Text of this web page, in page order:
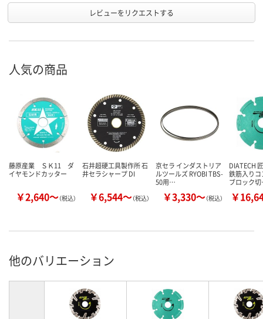
レビューをリクエストする
人気の商品
藤原産業 ＳＫ11 ダ
イヤモンドカッター
￥2,640～（税込）
石井超硬工具製作所 石
井セラシャープ DI
￥6,544～（税込）
京セラ インダストリア
ルツールズ RYOBI TBS-
50用…
￥3,330～（税込）
DIATECH
鉄筋入り
ブロック
￥
他のバリエーション